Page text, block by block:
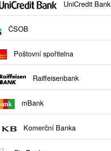
UniCredit Bank
ČSOB
Poštovní spořitelna
Raiffeisenbank
mBank
Komerční Banka